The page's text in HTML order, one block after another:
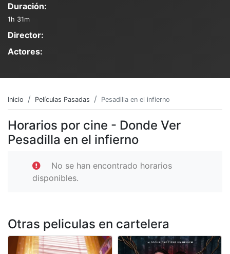
Duración:
1h 31m
Director:
Actores:
Inicio Películas Pasadas Pesadilla en el infierno
Horarios por cine - Donde Ver
Pesadilla en el infierno
No se han encontrado horarios
disponibles.
Otras peliculas en cartelera